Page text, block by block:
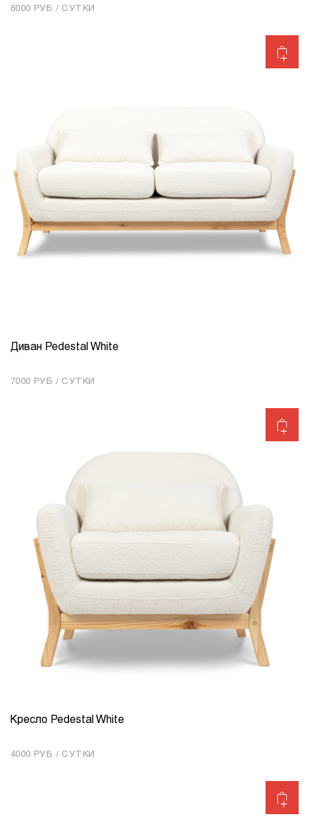
6000 РУБ / СУТКИ
КОЛИЧЕСТВО 1
Диван Pedestal White
7000 РУБ / СУТКИ
КОЛИЧЕСТВО 1
Кресло Pedestal White
4000 РУБ / СУТКИ